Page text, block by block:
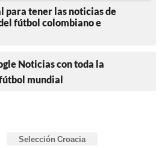
para tener las noticias de
fútbol colombiano e
Noticias con toda la
mundial
Selección Croacia